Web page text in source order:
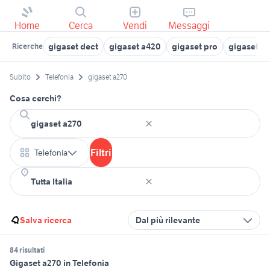
Home Cerca Vendi Messaggi
Ricerche gigaset dect gigaset a420 gigaset pro gigaset
Subito Telefonia gigaset a270
Cosa cerchi?
Telefonia Filtri
Salva ricerca Dal più rilevante
84 risultati
Gigaset a270 in Telefonia